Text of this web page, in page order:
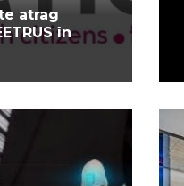
atrag
în